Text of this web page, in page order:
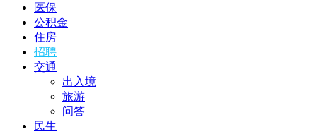
医保
公积金
住房
招聘
交通
出入境
旅游
问答
民生